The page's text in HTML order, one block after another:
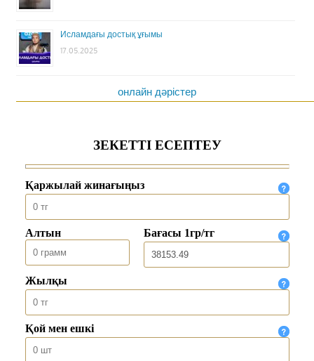
Исламдағы достық ұғымы
17.05.2025
онлайн дәрістер